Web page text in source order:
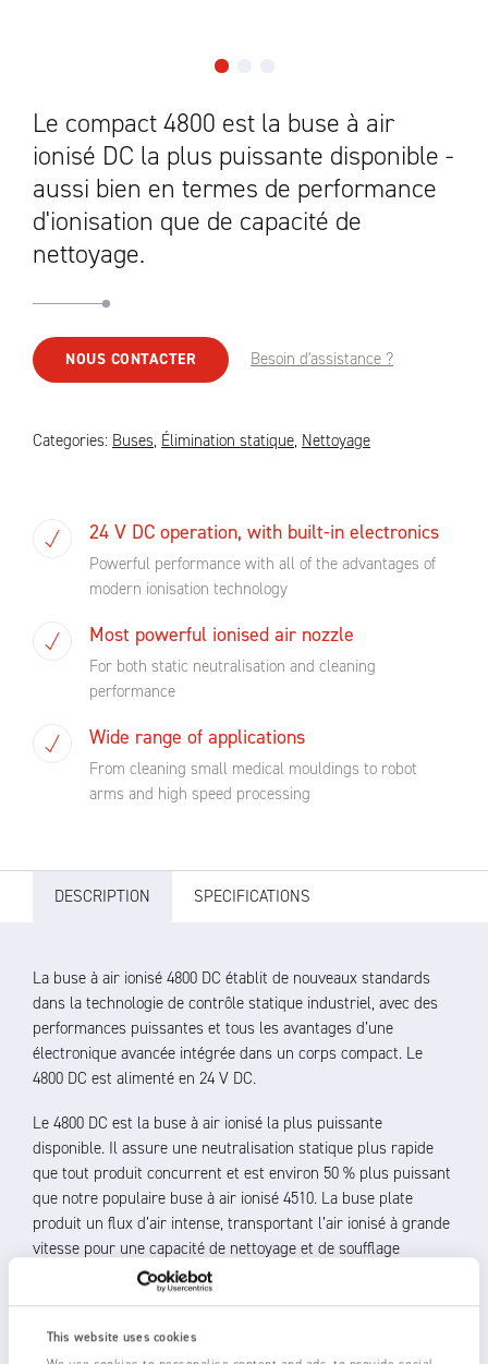
This website uses cookies
Le compact 4800 est la buse à air
ionisé DC la plus puissante disponible -
aussi bien en termes de performance
d'ionisation que de capacité de
nettoyage.
NOUS CONTACTER Besoin d'assistance ?
Categories: Buses, Élimination statique, Nettoyage
24 V DC operation, with built-in electronics
Powerful performance with all of the advantages of
modern ionisation technology
Most powerful ionised air nozzle
For both static neutralisation and cleaning
performance
Wide range of applications
From cleaning small medical mouldings to robot
arms and high speed processing
DESCRIPTION SPECIFICATIONS
La buse à air ionisé 4800 DC établit de nouveaux standards
dans la technologie de contrôle statique industriel, avec des
performances puissantes et tous les avantages d’une
électronique avancée intégrée dans un corps compact. Le
4800 DC est alimenté en 24 V DC.
Le 4800 DC est la buse à air ionisé la plus puissante
disponible. Il assure une neutralisation statique plus rapide
que tout produit concurrent et est environ 50 % plus puissant
que notre populaire buse à air ionisé 4510. La buse plate
produit un flux d’air intense, transportant l’air ionisé à grande
vitesse pour une capacité de nettoyage et de soufflage
basse pression d’air, réduisant la consommation d’air et le